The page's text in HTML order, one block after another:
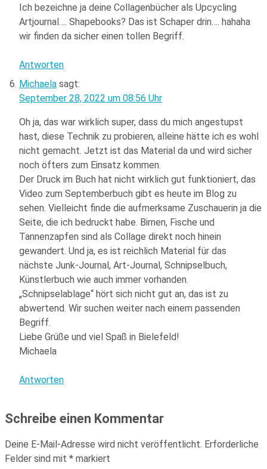
Ich bezeichne ja deine Collagenbücher als Upcycling
Artjournal…. Shapebooks? Das ist Schaper drin…. hahaha
wir finden da sicher einen tollen Begriff.
Antworten
Michaela sagt:
September 28, 2022 um 08:56 Uhr
Oh ja, das war wirklich super, dass du mich angestupst
hast, diese Technik zu probieren, alleine hätte ich es wohl
nicht gemacht. Jetzt ist das Material da und wird sicher
noch öfters zum Einsatz kommen.
Der Druck im Buch hat nicht wirklich gut funktioniert, das
Video zum Septemberbuch gibt es heute im Blog zu
sehen. Vielleicht finde die aufmerksame Zuschauerin ja die
Seite, die ich bedruckt habe. Birnen, Fische und
Tannenzapfen sind als Collage direkt noch hinein
gewandert. Und ja, es ist reichlich Material für das
nächste Junk-Journal, Art-Journal, Schnipselbuch,
Künstlerbuch wie auch immer vorhanden.
„Schnipselablage“ hört sich nicht gut an, das ist zu
abwertend. Wir suchen weiter nach einem passenden
Begriff.
Liebe Grüße und viel Spaß in Bielefeld!
Michaela
Antworten
Schreibe einen Kommentar
Deine E-Mail-Adresse wird nicht veröffentlicht. Erforderliche
Felder sind mit * markiert